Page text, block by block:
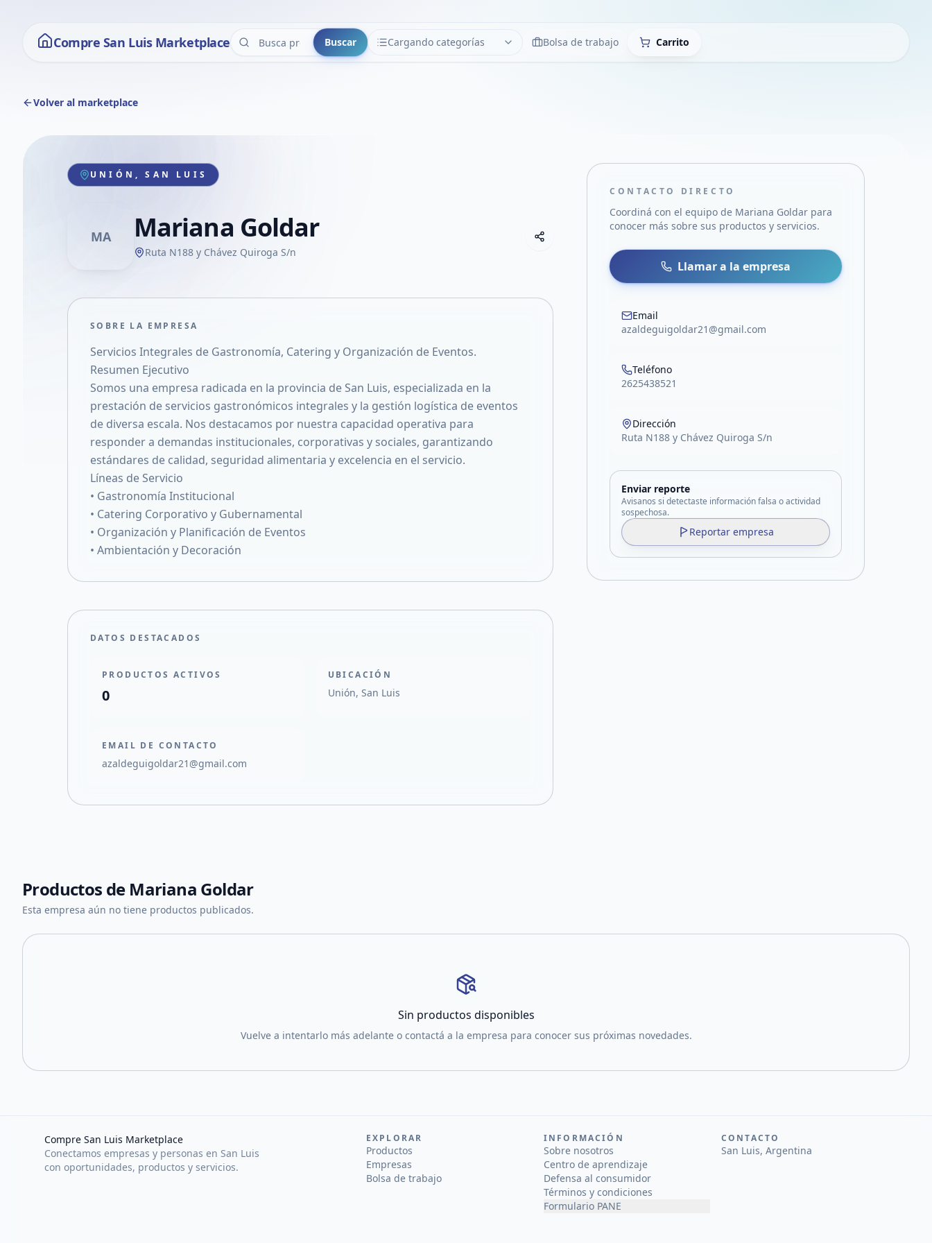
Compre San Luis Marketplace Buscar Cargando categorías
CATEGORÍAS LimpiarBolsa de trabajo Carrito
Volver al marketplace
UNIÓN, SAN LUIS
MA Mariana Goldar
Ruta N188 y Chávez Quiroga S/n
Compartir empresa
Compartir por WhatsApp
Compartir por mail
Compartir en Facebook
SOBRE LA EMPRESA
Servicios Integrales de Gastronomía, Catering y Organización de Eventos.
Resumen Ejecutivo
Somos una empresa radicada en la provincia de San Luis, especializada en la
prestación de servicios gastronómicos integrales y la gestión logística de eventos
de diversa escala. Nos destacamos por nuestra capacidad operativa para
responder a demandas institucionales, corporativas y sociales, garantizando
estándares de calidad, seguridad alimentaria y excelencia en el servicio.
Líneas de Servicio
• Gastronomía Institucional
• Catering Corporativo y Gubernamental
• Organización y Planificación de Eventos
• Ambientación y Decoración
DATOS DESTACADOS
PRODUCTOS ACTIVOS
0
UBICACIÓN
Unión, San Luis
EMAIL DE CONTACTO
azaldeguigoldar21@gmail.com
CONTACTO DIRECTO
Coordiná con el equipo de Mariana Goldar para
conocer más sobre sus productos y servicios.
Llamar a la empresa
Email
azaldeguigoldar21@gmail.com
Teléfono
2625438521
Dirección
Ruta N188 y Chávez Quiroga S/n
Enviar reporte
Avisanos si detectaste información falsa o actividad
sospechosa.
Reportar empresa
Productos de Mariana Goldar
Esta empresa aún no tiene productos publicados.
Sin productos disponibles
Vuelve a intentarlo más adelante o contactá a la empresa para conocer sus próximas novedades.
Compre San Luis Marketplace
Conectamos empresas y personas en San Luis
con oportunidades, productos y servicios.
EXPLORAR
Productos
Empresas
Bolsa de trabajo
INFORMACIÓN
Sobre nosotros
Centro de aprendizaje
Defensa al consumidor
Términos y condiciones
Formulario PANE
CONTACTO
San Luis, Argentina